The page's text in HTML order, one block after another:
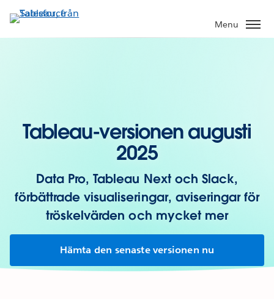
vidare
till
Menu
Tableau-versionen augusti
2025
Data Pro, Tableau Next och Slack,
förbättrade visualiseringar, aviseringar för
tröskelvärden och mycket mer
Hämta den senaste versionen nu